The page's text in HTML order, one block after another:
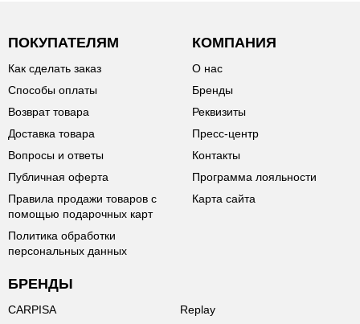
ПОКУПАТЕЛЯМ
Как сделать заказ
Способы оплаты
Возврат товара
Доставка товара
Вопросы и ответы
Публичная оферта
Правила продажи товаров с
помощью подарочных карт
Политика обработки
персональных данных
КОМПАНИЯ
О нас
Бренды
Реквизиты
Пресс-центр
Контакты
Программа лояльности
Карта сайта
БРЕНДЫ
CARPISA
Replay